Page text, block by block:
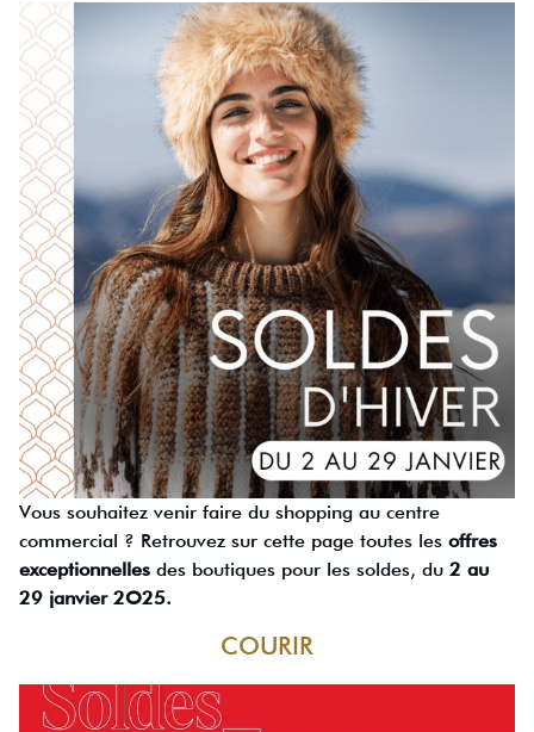
Vous souhaitez venir faire du shopping au centre
commercial ? Retrouvez sur cette page toutes les offres
exceptionnelles des boutiques pour les soldes, du 2 au
29 janvier 2O25.
COURIR